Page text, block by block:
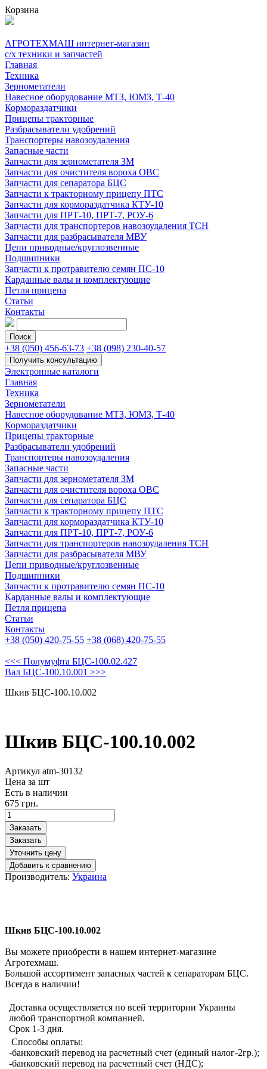
Корзина
АГРОТЕХМАШ интернет-магазин
с/х техники и запчастей
Главная
Техника
Зернометатели
Навесное оборудование МТЗ, ЮМЗ, Т-40
Кормораздатчики
Прицепы тракторные
Разбрасыватели удобрений
Транспортеры навозоудаления
Запасные части
Запчасти для зернометателя ЗМ
Запчасти для очистителя вороха ОВС
Запчасти для сепаратора БЦС
Запчасти к тракторному прицепу ПТС
Запчасти для кормораздатчика КТУ-10
Запчасти для ПРТ-10, ПРТ-7, РОУ-6
Запчасти для транспортеров навозоудаления ТСН
Запчасти для разбрасывателя МВУ
Цепи приводные/круглозвенные
Подшипники
Запчасти к протравителю семян ПС-10
Карданные валы и комплектующие
Петля прицепа
Статьи
Контакты
+38 (050) 456-63-73 +38 (098) 230-40-57
Электронные каталоги
Главная
Техника
Зернометатели
Навесное оборудование МТЗ, ЮМЗ, Т-40
Кормораздатчики
Прицепы тракторные
Разбрасыватели удобрений
Транспортеры навозоудаления
Запасные части
Запчасти для зернометателя ЗМ
Запчасти для очистителя вороха ОВС
Запчасти для сепаратора БЦС
Запчасти к тракторному прицепу ПТС
Запчасти для кормораздатчика КТУ-10
Запчасти для ПРТ-10, ПРТ-7, РОУ-6
Запчасти для транспортеров навозоудаления ТСН
Запчасти для разбрасывателя МВУ
Цепи приводные/круглозвенные
Подшипники
Запчасти к протравителю семян ПС-10
Карданные валы и комплектующие
Петля прицепа
Статьи
Контакты
+38 (050) 420-75-55 +38 (068) 420-75-55
<<< Полумуфта БЦС-100.02.427
Вал БЦС-100.10.001 >>>
Шкив БЦС-100.10.002
Шкив БЦС-100.10.002
Артикул atm-30132
Цена за шт
Есть в наличии
675 грн.
Производитель: Украина
Шкив БЦС-100.10.002
Вы можете приобрести в нашем интернет-магазине
Агротехмаш.
Большой ассортимент запасных частей к сепараторам БЦС.
Всегда в наличии!
Доставка осуществляется по всей территории Украины
любой транспортной компанией.
Срок 1-3 дня.
Способы оплаты:
-банковский перевод на расчетный счет (единый налог-2гр.);
-банковский перевод на расчетный счет (НДС);